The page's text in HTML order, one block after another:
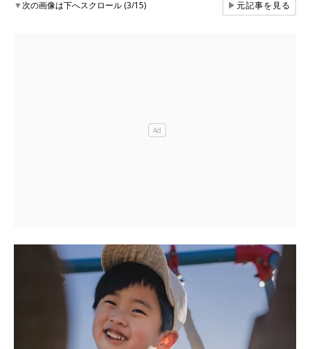
▼次の画像は下へスクロール (3/15) ▶元記事を見る